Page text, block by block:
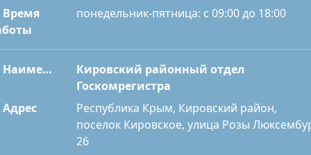
Время
понедельник-пятница: с 09:00 до 18:00
Наименование
Кировский районный отдел
Госкомрегистра
Адрес
Республика Крым, Кировский район,
поселок Кировское, улица Розы
26